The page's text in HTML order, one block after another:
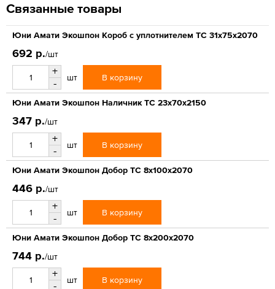
Связанные товары
Юни Амати Экошпон Короб с уплотнителем ТС 31x75x2070
692 р./шт
+
-
шт В корзину
Юни Амати Экошпон Наличник ТС 23x70x2150
347 р./шт
+
-
шт В корзину
Юни Амати Экошпон Добор ТС 8x100x2070
446 р./шт
+
-
шт В корзину
Юни Амати Экошпон Добор ТС 8x200x2070
744 р./шт
+
-
шт В корзину